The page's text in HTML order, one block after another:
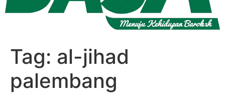
Tag: al-jihad
palembang